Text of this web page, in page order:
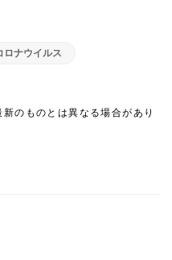
ロナウイルス
のものとは異なる場合があり